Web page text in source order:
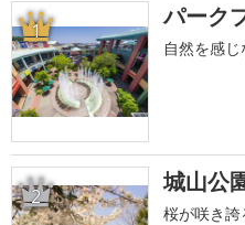
1 パーク
自然を感
2 城山公
桜が咲き誇